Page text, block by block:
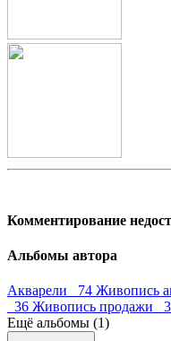
Комментирование
Альбомы автора
Акварели 74 Живопись
36 Живопись продажи
Ещё альбомы (1)